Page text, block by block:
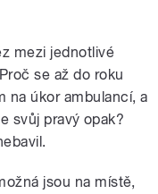
mezi jednotlivé
se až do roku
na úkor ambulancí, a
svůj pravý opak?
jsou na místě,